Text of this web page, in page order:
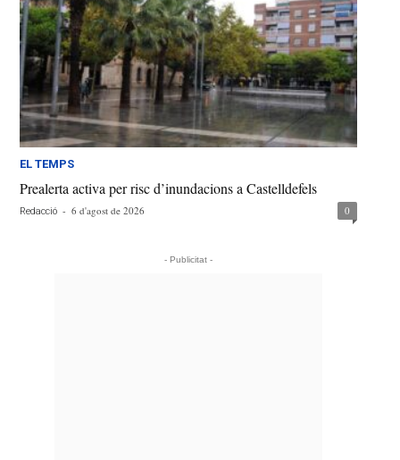
EL TEMPS
Prealerta activa per risc d’inundacions a Castelldefels
Redacció - 6 d'agost de 2026 0
- Publicitat -